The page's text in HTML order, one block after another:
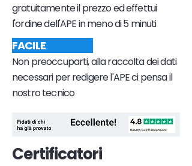
gratuitamente il prezzo ed effettui
l'ordine dell'APE in meno di 5 minuti
FACILE
Non preoccuparti, alla raccolta dei dati
necessari per redigere l'APE ci pensa il
nostro tecnico
Certificatori